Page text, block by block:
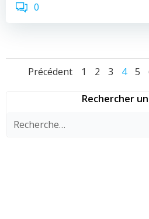
0
Navigation
articles
Précédent
des
Page
1 Page
2 Page
3 Page
4 5
Rechercher